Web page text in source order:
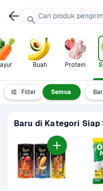
Buah Protein
Filter Semua
Baru di Kategori Siap
Cari produk